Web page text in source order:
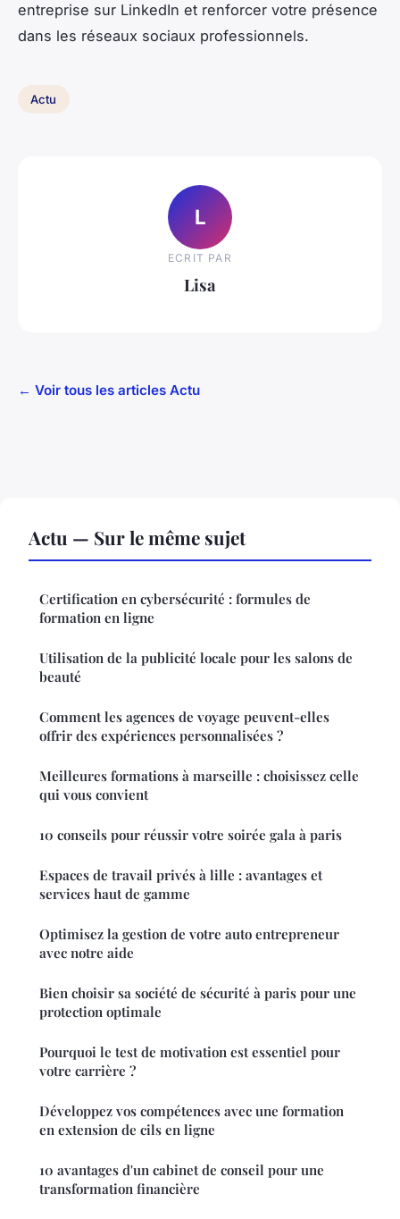
entreprise sur LinkedIn et renforcer votre présence
dans les réseaux sociaux professionnels.
Actu
L
ECRIT PAR
Lisa
← Voir tous les articles Actu
Actu — Sur le même sujet
Certification en cybersécurité : formules de
formation en ligne
Utilisation de la publicité locale pour les salons de
beauté
Comment les agences de voyage peuvent-elles
offrir des expériences personnalisées ?
Meilleures formations à marseille : choisissez celle
qui vous convient
10 conseils pour réussir votre soirée gala à paris
Espaces de travail privés à lille : avantages et
services haut de gamme
Optimisez la gestion de votre auto entrepreneur
avec notre aide
Bien choisir sa société de sécurité à paris pour une
protection optimale
Pourquoi le test de motivation est essentiel pour
votre carrière ?
Développez vos compétences avec une formation
en extension de cils en ligne
10 avantages d'un cabinet de conseil pour une
transformation financière